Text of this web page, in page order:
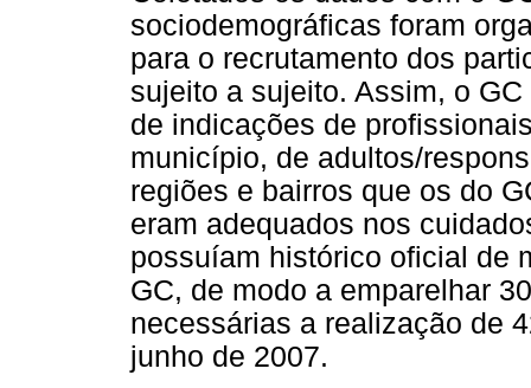
sociodemográficas foram
para o recrutamento dos
sujeito a sujeito. Assim, o
de indicações de
município, de adultos/
regiões e bairros que os do
eram adequados nos
possuíam histórico oficial de
GC, de modo a emparelhar
necessárias a realização de
junho de 2007.